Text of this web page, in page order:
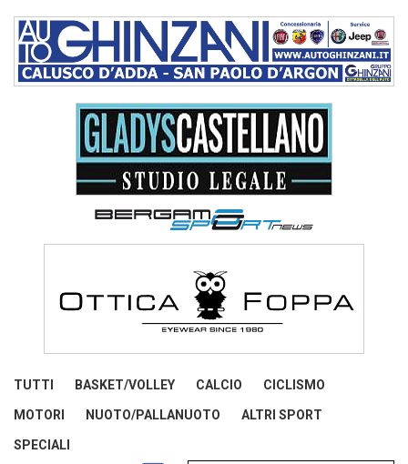
TUTTI BASKET/VOLLEY CALCIO CICLISMO
MOTORI NUOTO/PALLANUOTO ALTRI SPORT
SPECIALI